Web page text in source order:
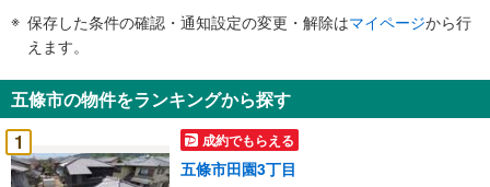
知
を
受
け
取
保存した条件の確認・通知設定の変更・解除はマイページから行
えます。
五條市の物件をランキングから探す
1
成約でもらえる
五條市田園3丁目